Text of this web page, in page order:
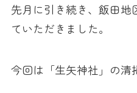
先月に引き続き、飯田地
ていただきました。
今回は「生矢神社」の